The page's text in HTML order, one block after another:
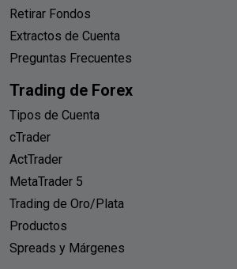
Retirar Fondos
Extractos de Cuenta
Preguntas Frecuentes
Trading de Forex
Tipos de Cuenta
cTrader
ActTrader
MetaTrader 5
Trading de Oro/Plata
Productos
Spreads y Márgenes